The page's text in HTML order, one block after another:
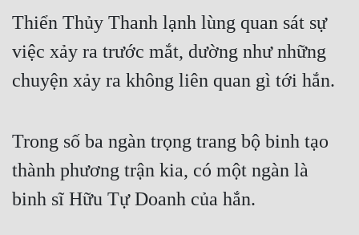
Thiển Thủy Thanh lạnh lùng quan sát sự
việc xảy ra trước mắt, dường như những
chuyện xảy ra không liên quan gì tới hắn.
Trong số ba ngàn trọng trang bộ binh tạo
thành phương trận kia, có một ngàn là
binh sĩ Hữu Tự Doanh của hắn.